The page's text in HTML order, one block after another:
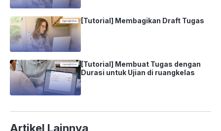
[Tutorial] Membagikan Draft Tugas
[Tutorial] Membuat Tugas dengan
Durasi untuk Ujian di ruangkelas
Artikel Lainnya